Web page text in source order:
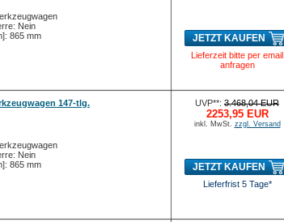
Nein
865 mm
JETZT KAUFEN
Lieferzeit bitte per email
anfragen
147-tlg.
Nein
865 mm
UVP**: 3.468,04 EUR
2253,95 EUR
inkl. MwSt. zzgl. Versand
JETZT KAUFEN
Lieferfrist 5 Tage*